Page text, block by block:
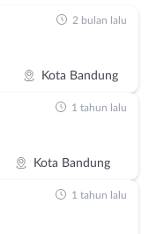
Kota Bandung
2 bulan lalu
Kota Bandung
1 tahun lalu
1 tahun lalu